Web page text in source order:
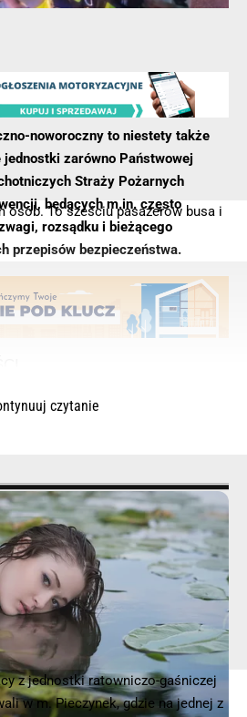
osób. To sześciu pasażerów busa i
noworoczny to niestety także
zarówno Państwowej
Straży Pożarnych
będących m.in. często
rozsądku i bieżącego
przepisów bezpieczeństwa.
z jednostki ratowniczo-gaśniczej
w m. Pieczynek, gdzie na jednej z
czytanie
Wszelkie prawa zastrzeżone |hvln.pl